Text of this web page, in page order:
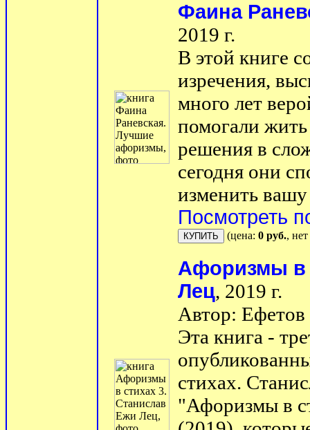
Фаина
2019 г.
В этой книге
изречения,
много лет
помогали
решения в
сегодня они
изменить
Посмотреть
(цена: 0 руб.,
Афоризмы в
Лец, 2019 г.
Автор:
Эта книга -
стихах.
"Афоризмы в